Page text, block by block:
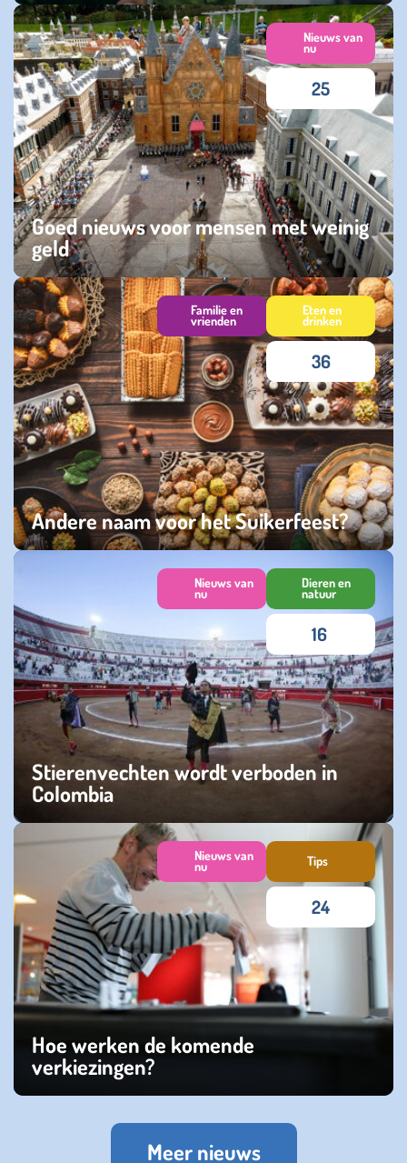
maandag 30 maart 2026
Goed nieuws voor mensen met weinig
geld
woensdag 17 september 2025
Nieuws van
nu
25
Andere naam voor het Suikerfeest?
zaterdag 29 maart 2025
Familie en
vrienden
Eten en
drinken
36
Stierenvechten wordt verboden in
Colombia
vrijdag 31 mei 2024
Nieuws van
nu
Dieren en
natuur
16
Hoe werken de komende
verkiezingen?
Nieuws van
nu Tips
24
Meer nieuws